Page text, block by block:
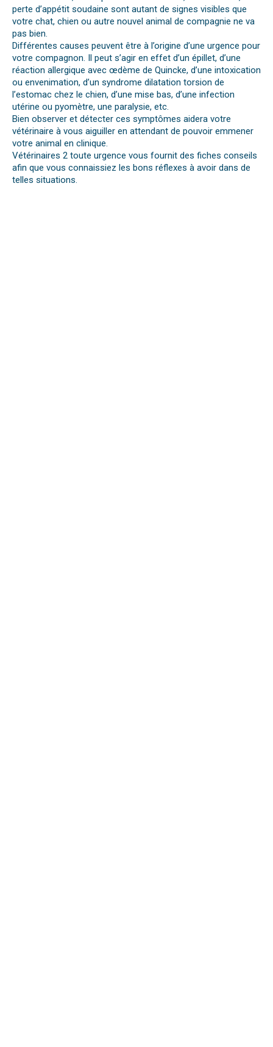
perte d’appétit soudaine sont autant de signes visibles que
votre chat, chien ou autre nouvel animal de compagnie ne va
pas bien.
Différentes causes peuvent être à l’origine d’une urgence pour
votre compagnon. Il peut s’agir en effet d’un épillet, d’une
réaction allergique avec œdème de Quincke, d’une intoxication
ou envenimation, d’un syndrome dilatation torsion de
l’estomac chez le chien, d’une mise bas, d’une infection
utérine ou pyomètre, une paralysie, etc.
Bien observer et détecter ces symptômes aidera votre
vétérinaire à vous aiguiller en attendant de pouvoir emmener
votre animal en clinique.
Vétérinaires 2 toute urgence vous fournit des fiches conseils
afin que vous connaissiez les bons réflexes à avoir dans de
telles situations.